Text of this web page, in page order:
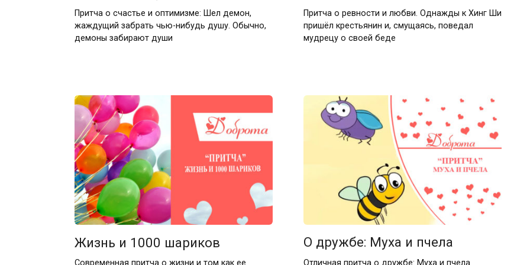
Притча о счастье и оптимизме: Шел демон,
жаждущий забрать чью-нибудь душу. Обычно,
демоны забирают души
Притча о ревности и любви. Однажды к Хинг Ши
пришёл крестьянин и, смущаясь, поведал
мудрецу о своей беде
Жизнь и 1000 шариков
Современная притча о жизни и том как ее
О дружбе: Муха и пчела
Отличная притча о дружбе: Муха и пчела